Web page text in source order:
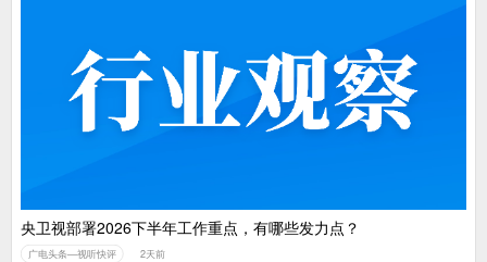
央卫视部署2026下半年工作重点，有哪些发力点？
广电头条—视听快评 2天前